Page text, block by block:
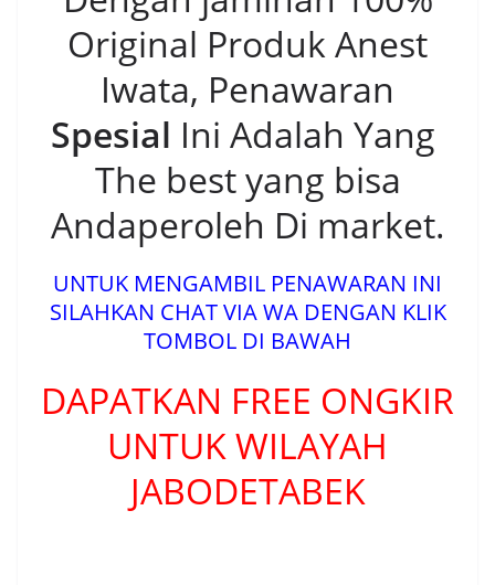
Original Produk Anest
Iwata, Penawaran
Spesial Ini Adalah Yang
The best yang bisa
Andaperoleh Di market.
UNTUK MENGAMBIL PENAWARAN INI
SILAHKAN CHAT VIA WA DENGAN KLIK
TOMBOL DI BAWAH
DAPATKAN FREE ONGKIR
UNTUK WILAYAH
JABODETABEK